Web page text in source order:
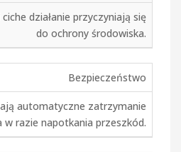
działanie przyczyniają się
do ochrony środowiska.
Bezpieczeństwo
automatyczne zatrzymanie
w razie napotkania przeszkód.